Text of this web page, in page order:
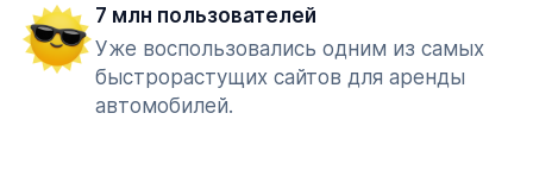
7 млн пользователей
Уже воспользовались одним из самых
быстрорастущих сайтов для аренды
автомобилей.